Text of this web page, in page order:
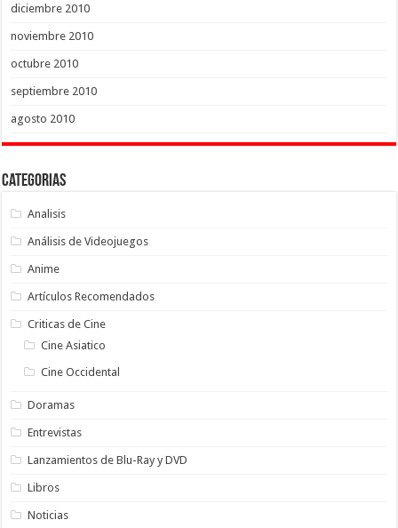
diciembre 2010
noviembre 2010
octubre 2010
septiembre 2010
agosto 2010
Categorias
Analisis
Análisis de Videojuegos
Anime
Artículos Recomendados
Criticas de Cine
Cine Asiatico
Cine Occidental
Doramas
Entrevistas
Lanzamientos de Blu-Ray y DVD
Libros
Noticias